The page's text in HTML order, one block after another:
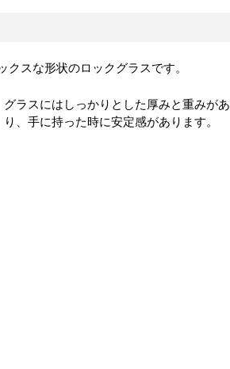
スな形状のロックグラスです。
グラスにはしっかりとした厚みと重みがあ
り、手に持った時に安定感があります。